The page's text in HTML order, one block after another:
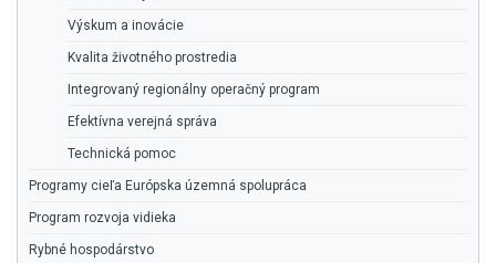
Výskum a inovácie
Kvalita životného prostredia
Integrovaný regionálny operačný program
Efektívna verejná správa
Technická pomoc
Programy cieľa Európska územná spolupráca
Program rozvoja vidieka
Rybné hospodárstvo